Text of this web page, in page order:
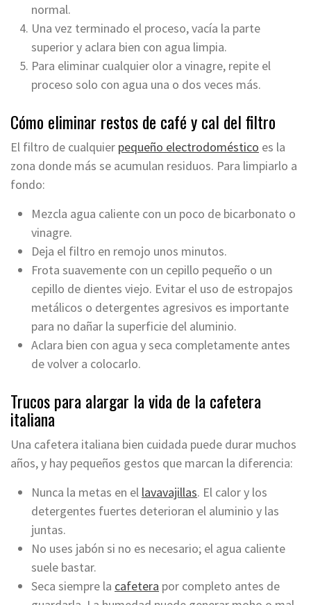
normal.
Una vez terminado el proceso, vacía la parte
superior y aclara bien con agua limpia.
Para eliminar cualquier olor a vinagre, repite el
proceso solo con agua una o dos veces más.
Cómo eliminar restos de café y cal del filtro
El filtro de cualquier pequeño electrodoméstico es la
zona donde más se acumulan residuos. Para limpiarlo a
fondo:
Mezcla agua caliente con un poco de bicarbonato o
vinagre.
Deja el filtro en remojo unos minutos.
Frota suavemente con un cepillo pequeño o un
cepillo de dientes viejo. Evitar el uso de estropajos
metálicos o detergentes agresivos es importante
para no dañar la superficie del aluminio.
Aclara bien con agua y seca completamente antes
de volver a colocarlo.
Trucos para alargar la vida de la cafetera
italiana
Una cafetera italiana bien cuidada puede durar muchos
años, y hay pequeños gestos que marcan la diferencia:
Nunca la metas en el lavavajillas. El calor y los
detergentes fuertes deterioran el aluminio y las
juntas.
No uses jabón si no es necesario; el agua caliente
suele bastar.
Seca siempre la cafetera por completo antes de